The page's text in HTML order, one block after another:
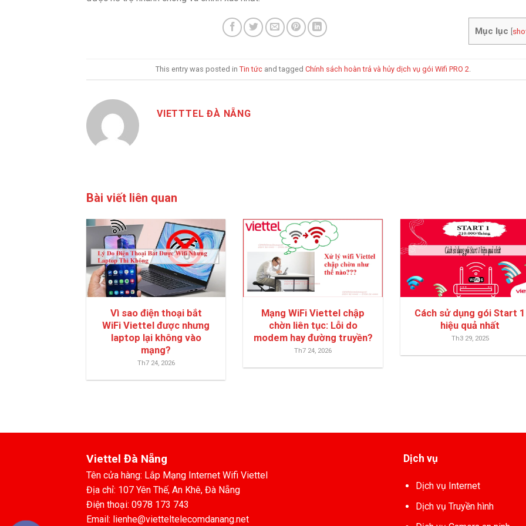
Mục lục [
This entry was posted in Tin tứcand tagged Chính sách hoàn trả và hủy dịch vụ gói Wifi PRO 2
VIETTTEL ĐÀ NẴNG
Bài viết liên quan
Vì sao điện thoại bắt
WiFi Viettel được nhưng
laptop lại không vào
mạng?
Th7 24, 2026
Mạng WiFi Viettel chập
chờn liên tục: Lỗi do
modem hay đường truyền?
Th7 24, 2026
Cách sử dụng gói Start 1
hiệu quả nhất
Th3 29, 2025
Viettel Đà Nẵng
Tên cửa hàng: Lắp Mạng Internet Wifi Viettel
Địa chỉ: 107 Yên Thế, An Khê, Đà Nẵng
Điện thoại: 0978 173 743
Email: lienhe@vietteltelecomdanang.net
Dịch vụ
Dịch vụ Internet
Dịch vụ Truyền hình